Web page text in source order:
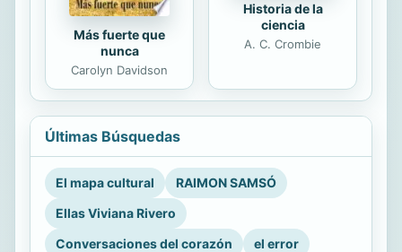
Más fuerte que
nunca
Carolyn Davidson
Historia de la
ciencia
A. C. Crombie
Últimas Búsquedas
El mapa cultural
RAIMON SAMSÓ
Ellas Viviana Rivero
Conversaciones del corazón
el error